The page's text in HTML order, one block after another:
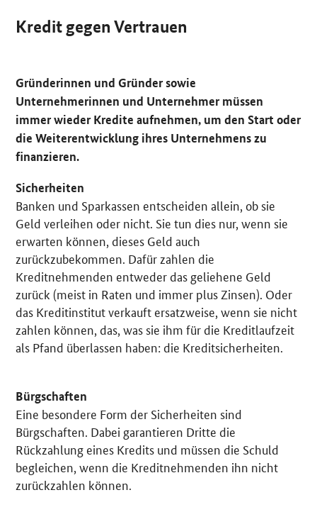
Kredit gegen Vertrauen
Gründerinnen und Gründer sowie
Unternehmerinnen und Unternehmer müssen
immer wieder Kredite aufnehmen, um den Start oder
die Weiterentwicklung ihres Unternehmens zu
finanzieren.
Sicherheiten
Banken und Sparkassen entscheiden allein, ob sie
Geld verleihen oder nicht. Sie tun dies nur, wenn sie
erwarten können, dieses Geld auch
zurückzubekommen. Dafür zahlen die
Kreditnehmenden entweder das geliehene Geld
zurück (meist in Raten und immer plus Zinsen). Oder
das Kreditinstitut verkauft ersatzweise, wenn sie nicht
zahlen können, das, was sie ihm für die Kreditlaufzeit
als Pfand überlassen haben: die Kreditsicherheiten.
Bürgschaften
Eine besondere Form der Sicherheiten sind
Bürgschaften. Dabei garantieren Dritte die
Rückzahlung eines Kredits und müssen die Schuld
begleichen, wenn die Kreditnehmenden ihn nicht
zurückzahlen können.